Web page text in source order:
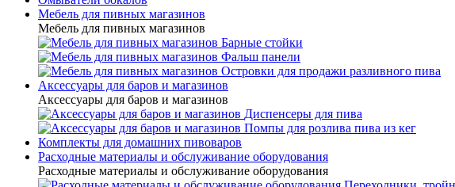
Мебель для пивных магазинов
Мебель для пивных магазинов
Барные стойки
Фальш панели
Островки для продажи разливного пива
Аксессуары для баров и магазинов
Аксессуары для баров и магазинов
Диспенсеры для пива
Помпы для розлива пива из кег
Комплекты для домашних пивоваров
Расходные материалы и обслуживание оборудования
Расходные материалы и обслуживание оборудования